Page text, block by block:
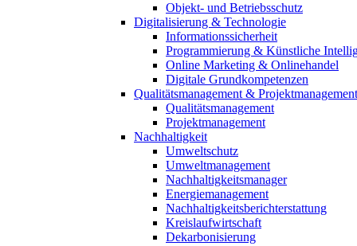
Objekt- und Betriebsschutz
Digitalisierung & Technologie
Informationssicherheit
Programmierung & Künstliche
Online Marketing & Onlinehandel
Digitale Grundkompetenzen
Qualitätsmanagement & Projektmanagement
Qualitätsmanagement
Projektmanagement
Nachhaltigkeit
Umweltschutz
Umweltmanagement
Nachhaltigkeitsmanager
Energiemanagement
Nachhaltigkeitsberichterstattung
Kreislaufwirtschaft
Dekarbonisierung